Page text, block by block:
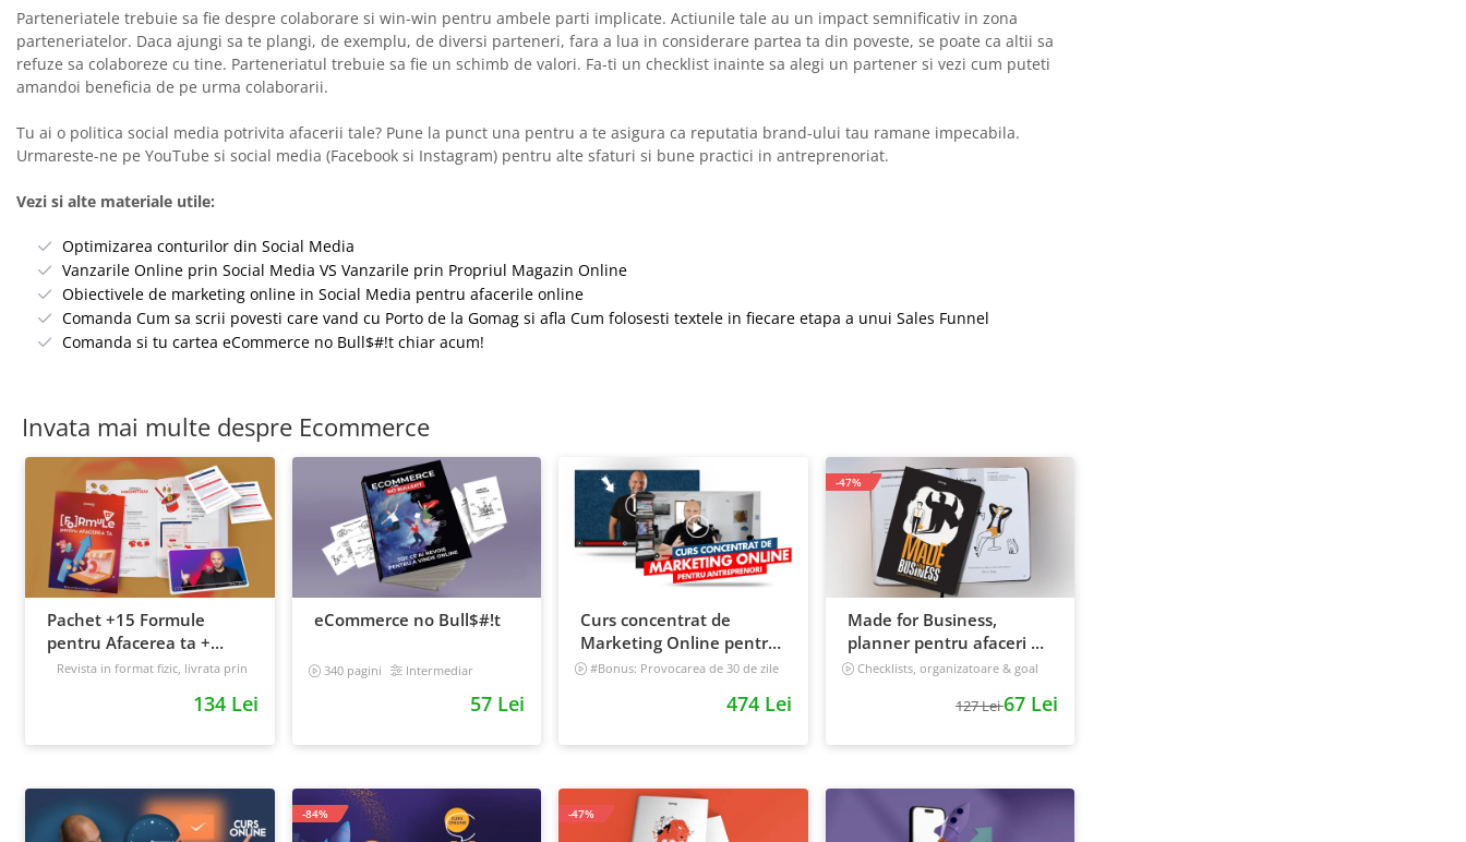
Parteneriatele trebuie sa fie despre colaborare si win-win pentru ambele parti implicate. Actiunile tale au un impact semnificativ in zona
parteneriatelor. Daca ajungi sa te plangi, de exemplu, de diversi parteneri, fara a lua in considerare partea ta din poveste, se poate ca altii sa
refuze sa colaboreze cu tine. Parteneriatul trebuie sa fie un schimb de valori. Fa-ti un checklist inainte sa alegi un partener si vezi cum puteti
amandoi beneficia de pe urma colaborarii.
Tu ai o politica social media potrivita afacerii tale? Pune la punct una pentru a te asigura ca reputatia brand-ului tau ramane impecabila.
Urmareste-ne pe YouTube si social media (Facebook si Instagram) pentru alte sfaturi si bune practici in antreprenoriat.
Vezi si alte materiale utile:
Optimizarea conturilor din Social Media
Vanzarile Online prin Social Media VS Vanzarile prin Propriul Magazin Online
Obiectivele de marketing online in Social Media pentru afacerile online
Comanda Cum sa scrii povesti care vand cu Porto de la Gomag si afla Cum folosesti textele in fiecare etapa a unui Sales Funnel
Comanda si tu cartea eCommerce no Bull$#!t chiar acum!
Invata mai multe despre Ecommerce
Pachet +15 Formule
pentru Afacerea ta +
Prompt-uri dedicate +
Revista in format fizic, livrata prin
134 Lei
eCommerce no Bull$#!t
340 pagini Intermediar
57 Lei
Curs concentrat de
Marketing Online pentru
antreprenori
#Bonus: Provocarea de 30 de zile
474 Lei
Made for Business,
planner pentru afaceri &
viata, nedatat, 240 pagini
Checklists, organizatoare & goal
127 Lei67 Lei
-47%
-84% -47%